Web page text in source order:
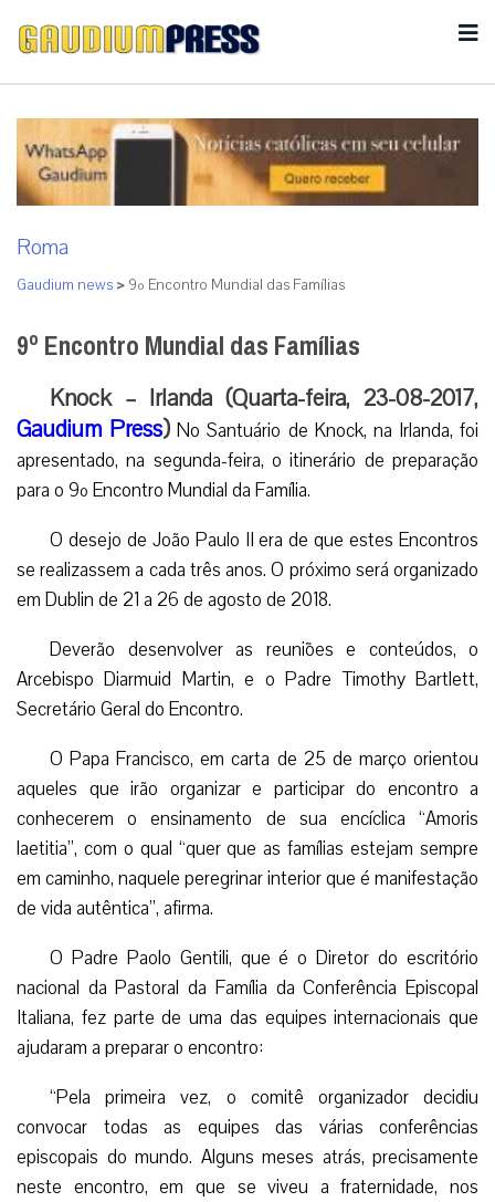
Roma
Gaudium news > 9º Encontro Mundial das Famílias
9º Encontro Mundial das Famílias
Knock – Irlanda (Quarta-feira, 23-08-2017,
Gaudium Press) No Santuário de Knock, na Irlanda, foi
apresentado, na segunda-feira, o itinerário de preparação
para o 9º Encontro Mundial da Família.
O desejo de João Paulo II era de que estes Encontros
se realizassem a cada três anos. O próximo será organizado
em Dublin de 21 a 26 de agosto de 2018.
Deverão desenvolver as reuniões e conteúdos, o
Arcebispo Diarmuid Martin, e o Padre Timothy Bartlett,
Secretário Geral do Encontro.
O Papa Francisco, em carta de 25 de março orientou
aqueles que irão organizar e participar do encontro a
conhecerem o ensinamento de sua encíclica “Amoris
laetitia”, com o qual “quer que as famílias estejam sempre
em caminho, naquele peregrinar interior que é manifestação
de vida autêntica”, afirma.
O Padre Paolo Gentili, que é o Diretor do escritório
nacional da Pastoral da Família da Conferência Episcopal
Italiana, fez parte de uma das equipes internacionais que
ajudaram a preparar o encontro:
“Pela primeira vez, o comitê organizador decidiu
convocar todas as equipes das várias conferências
episcopais do mundo. Alguns meses atrás, precisamente
neste encontro, em que se viveu a fraternidade, nos